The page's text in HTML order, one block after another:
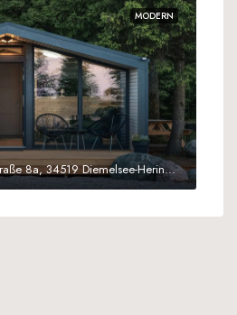
MODERN
Afuum, Seestraße 8a, 34519 Diemelsee-Heringhausen